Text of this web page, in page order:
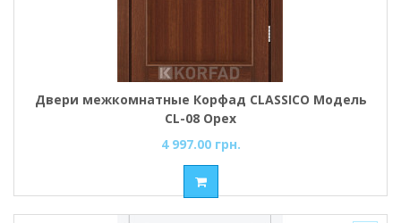
Двери межкомнатные Корфад CLASSICO Модель
CL-08 Орех
4 997.00 грн.